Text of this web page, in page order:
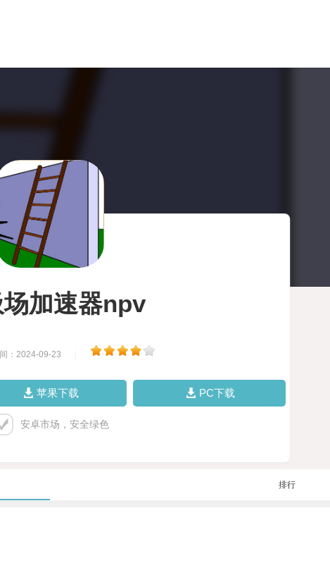
加速器npv
：2024-09-23
苹果下载 PC下载
安卓市场，安全绿色
排行